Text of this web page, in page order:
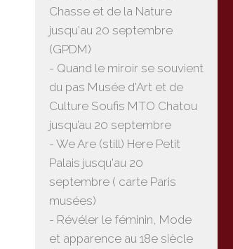
Chasse et de la Nature
jusqu'au 20 septembre
(GPDM)
- Quand le miroir se souvient
du pas Musée d'Art et de
Culture Soufis MTO Chatou
jusqu’au 20 septembre
- We Are (still) Here Petit
Palais jusqu'au 20
septembre ( carte Paris
musées)
- Révéler le féminin, Mode
et apparence au 18e siècle